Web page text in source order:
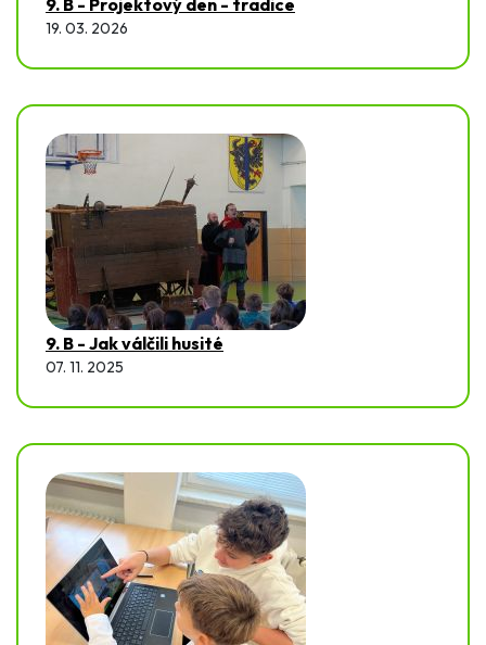
9. B - Projektový den - tradice
19. 03. 2026
9. B - Jak válčili husité
07. 11. 2025